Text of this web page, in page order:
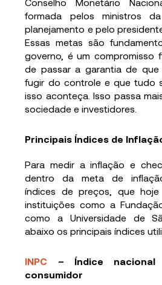
Conselho Monetário
formada pelos ministros
planejamento e pelo
Essas metas são
governo, é um compromisso
de passar a garantia de
fugir do controle e que tudo
isso aconteça. Isso passa
sociedade e investidores.
Principais Índices de
Para medir a inflação e
dentro da meta de
índices de preços, que
instituições como a
como a Universidade de
abaixo os principais índices
INPC – Índice
consumidor